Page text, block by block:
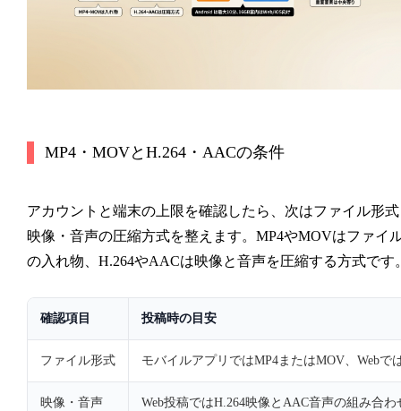
MP4・MOVとH.264・AACの条件
アカウントと端末の上限を確認したら、次はファイル形
映像・音声の圧縮方式を整えます。MP4やMOVはファイ
の入れ物、H.264やAACは映像と音声を圧縮する方式です
確認項目 投稿時の目安
ファイル形式 モバイルアプリではMP4またはMOV、Webで
映像・音声 Web投稿ではH.264映像とAAC音声の組み合